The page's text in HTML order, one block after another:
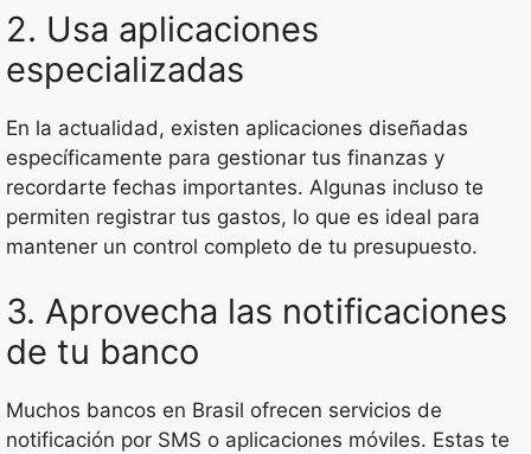
2. Usa aplicaciones
especializadas
En la actualidad, existen aplicaciones diseñadas
específicamente para gestionar tus finanzas y
recordarte fechas importantes. Algunas incluso te
permiten registrar tus gastos, lo que es ideal para
mantener un control completo de tu presupuesto.
3. Aprovecha las notificaciones
de tu banco
Muchos bancos en Brasil ofrecen servicios de
notificación por SMS o aplicaciones móviles. Estas te